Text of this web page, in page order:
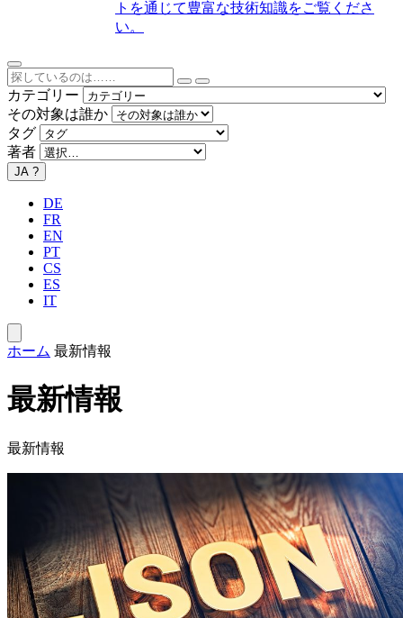
トを通じて豊富な技術知識をご覧くださ
い。
カテゴリー
その対象は誰か
タグ
著者
JA ?
DE
FR
EN
PT
CS
ES
IT
ホーム 最新情報
最新情報
最新情報